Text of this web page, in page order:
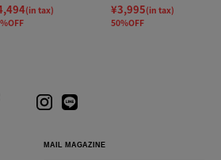
(in tax)
¥3,995(in tax)
50%OFF
MAIL MAGAZINE